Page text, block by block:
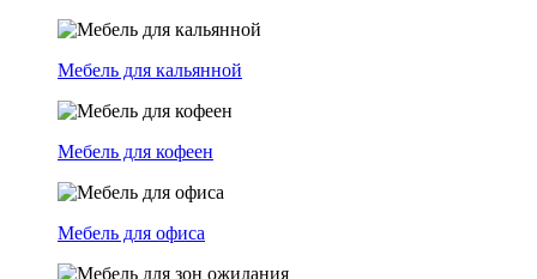
Мебель для кальянной
Мебель для кофеен
Мебель для офиса